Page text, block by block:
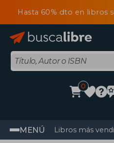
Hasta 60% dto en libros
0
MENÚ Libros más